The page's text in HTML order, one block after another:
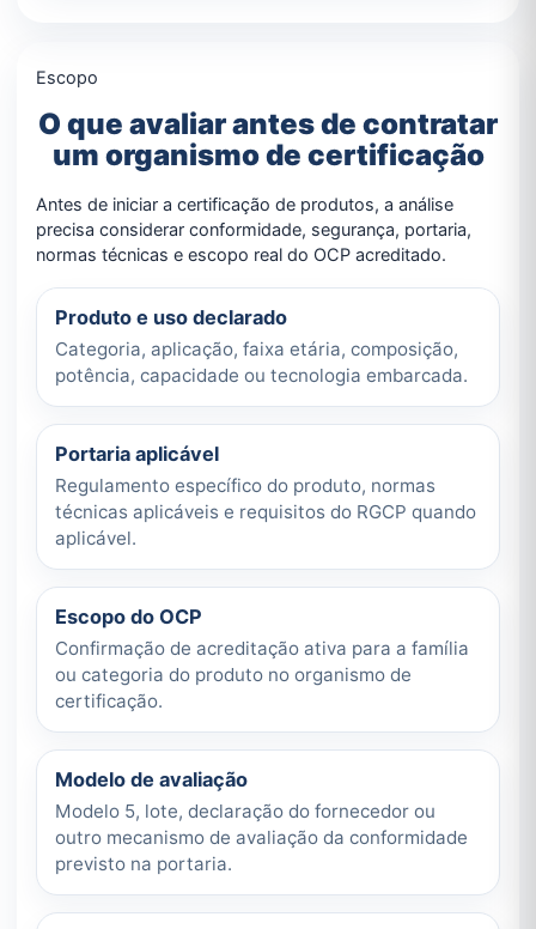
Escopo
O que avaliar antes de contratar
um organismo de certificação
Antes de iniciar a certificação de produtos, a análise
precisa considerar conformidade, segurança, portaria,
normas técnicas e escopo real do OCP acreditado.
Produto e uso declarado
Categoria, aplicação, faixa etária, composição,
potência, capacidade ou tecnologia embarcada.
Portaria aplicável
Regulamento específico do produto, normas
técnicas aplicáveis e requisitos do RGCP quando
aplicável.
Escopo do OCP
Confirmação de acreditação ativa para a família
ou categoria do produto no organismo de
certificação.
Modelo de avaliação
Modelo 5, lote, declaração do fornecedor ou
outro mecanismo de avaliação da conformidade
previsto na portaria.